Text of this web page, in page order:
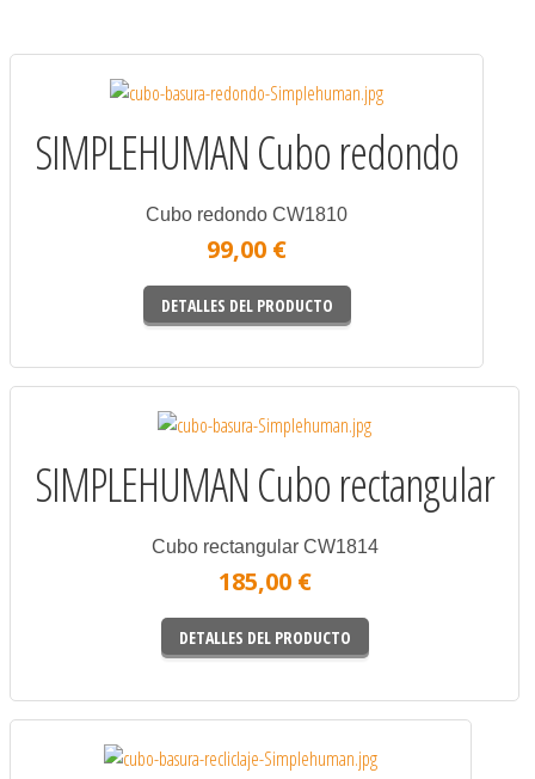
SIMPLEHUMAN Cubo redondo
Cubo redondo CW1810
99,00 €
DETALLES DEL PRODUCTO
SIMPLEHUMAN Cubo rectangular
Cubo rectangular CW1814
185,00 €
DETALLES DEL PRODUCTO